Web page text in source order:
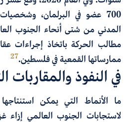
700 عضو في البرلمان،
المدني من شتى أنحاء الجنوب
مطالب الحركة باتخاذ إجراءات
ممارساتها القمعية في فلسطين.27
في النفوذ والمقاربات
ما الأنماط التي يمكن
لاستجابات الجنوب العالمي إزاء